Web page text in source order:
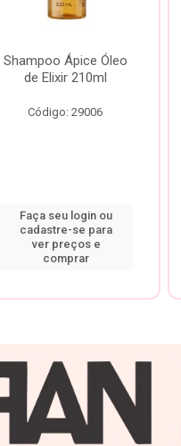
Shampoo Ápice Óleo
de Elixir 210ml
Código: 29006
Faça seu login ou
cadastre-se para
ver preços e
comprar